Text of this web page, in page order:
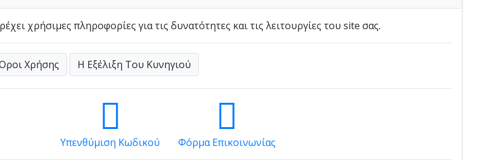
χρήσιμες πληροφορίες για τις δυνατότητες και τις λειτουργίες του site σας.
Χρήσης Η Εξέλιξη Του Κυνηγιού
Yπενθύμιση Κωδικού Φόρμα Επικοινωνίας